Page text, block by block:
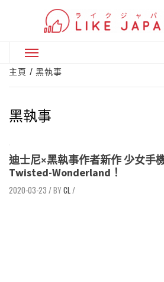
Primary
Menu
主頁 黑執事
黑執事
迪士尼×黑執事作者新作 少女手
Twisted-Wonderland！
2020-03-23 / CL /